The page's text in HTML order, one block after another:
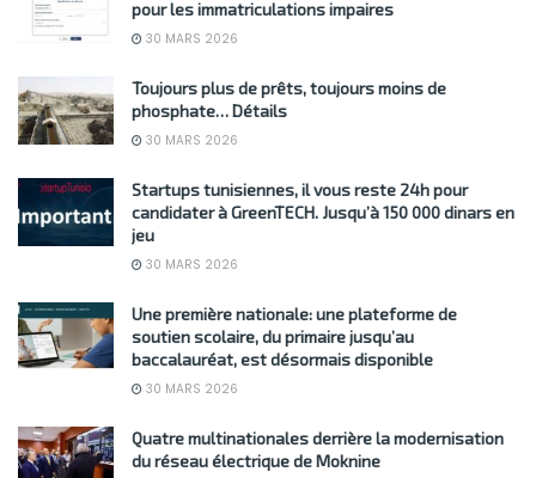
pour les immatriculations impaires
30 MARS 2026
Toujours plus de prêts, toujours moins de
phosphate… Détails
30 MARS 2026
Startups tunisiennes, il vous reste 24h pour
candidater à GreenTECH. Jusqu’à 150 000 dinars en
jeu
30 MARS 2026
Une première nationale: une plateforme de
soutien scolaire, du primaire jusqu’au
baccalauréat, est désormais disponible
30 MARS 2026
Quatre multinationales derrière la modernisation
du réseau électrique de Moknine